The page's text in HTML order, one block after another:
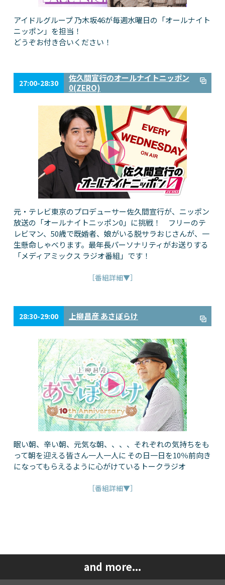
アイドルグループ 乃木坂46が毎週水曜日の「オールナイト
ニッポン」を担当！
どうぞお付き合いください！
27:00-28:30
佐久間宣行のオールナイトニッポン
0(ZERO)
元・テレビ東京のプロデューサー佐久間宣行が、ニッポン
放送の「オールナイトニッポン0」に挑戦！ フリーのテ
レビマン、50歳で既婚者、娘がいる脱サラおじさんが、一
生懸命しゃべります。最年長パーソナリティがお送りする
「メディアミックス ラジオ番組」です！
［番組詳細▼］
28:30-29:00 上柳昌彦 あさぼらけ
眠い朝、辛い朝、元気な朝、、、、それぞれの気持ちをも
って朝を迎える皆さん一人一人に その日一日を10％前向き
になってもらえるように心がけているトークラジオ
［番組詳細▼］
and more...